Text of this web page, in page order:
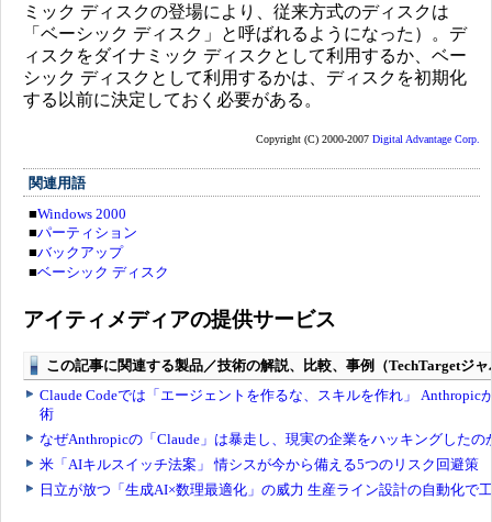
ミック ディスクの登場により、従来方式のディスクは
「ベーシック ディスク」と呼ばれるようになった）。デ
ィスクをダイナミック ディスクとして利用するか、ベー
シック ディスクとして利用するかは、ディスクを初期化
する以前に決定しておく必要がある。
Copyright (C) 2000-2007 Digital Advantage Corp.
関連用語
■Windows 2000
■パーティション
■バックアップ
■ベーシック ディスク
アイティメディアの提供サービス